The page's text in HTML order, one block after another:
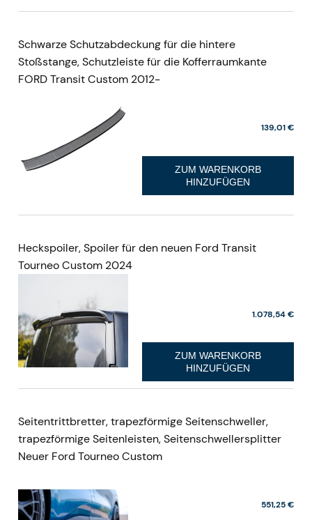
Schwarze Schutzabdeckung für die hintere
Stoßstange, Schutzleiste für die Kofferraumkante
FORD Transit Custom 2012-
139,01 €
ZUM WARENKORB
HINZUFÜGEN
Heckspoiler, Spoiler für den neuen Ford Transit
Tourneo Custom 2024
1.078,54 €
ZUM WARENKORB
HINZUFÜGEN
Seitentrittbretter, trapezförmige Seitenschweller,
trapezförmige Seitenleisten, Seitenschwellersplitter
Neuer Ford Tourneo Custom
551,25 €